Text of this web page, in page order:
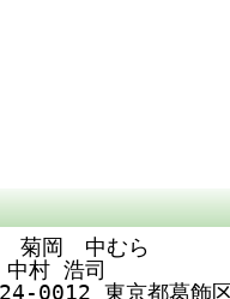
菊岡 中むら
中村 浩司
0012 東京都葛飾